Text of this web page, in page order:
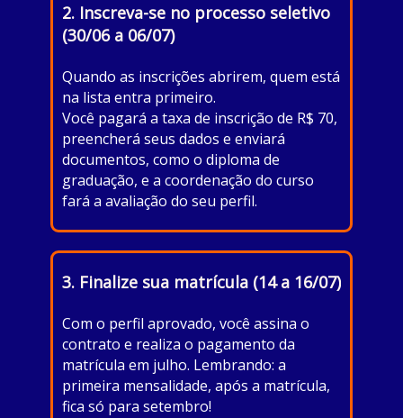
2. Inscreva-se no processo seletivo
(30/06 a 06/07)
Quando as inscrições abrirem, quem está
na lista entra primeiro.
Você pagará a taxa de inscrição de R$ 70,
preencherá seus dados e enviará
documentos, como o diploma de
graduação, e a coordenação do curso
fará a avaliação do seu perfil.
3. Finalize sua matrícula (14 a 16/07)
Com o perfil aprovado, você assina o
contrato e realiza o pagamento da
matrícula em julho. Lembrando: a
primeira mensalidade, após a matrícula,
fica só para setembro!